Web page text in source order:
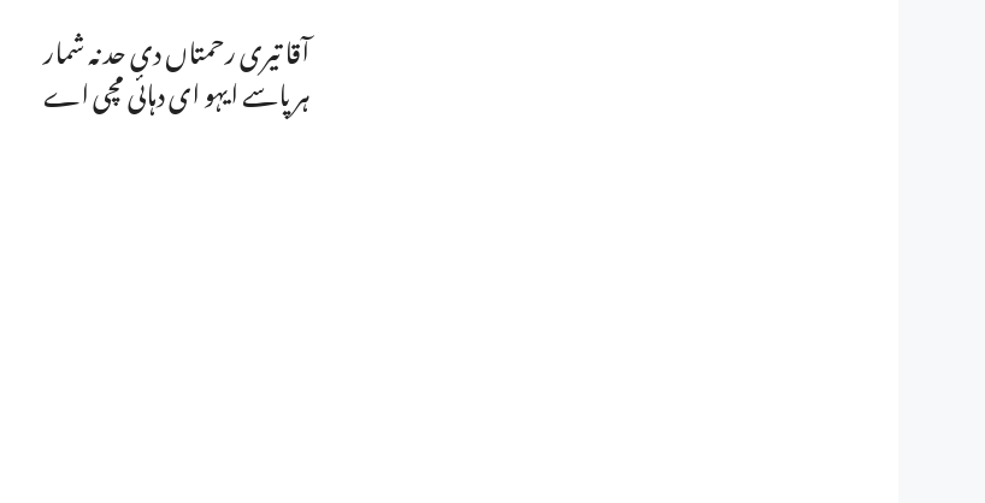
آقا تیری رحمتاں دی حد نہ شمار
ہر پاسے ایہو ای دہائی مچی اے